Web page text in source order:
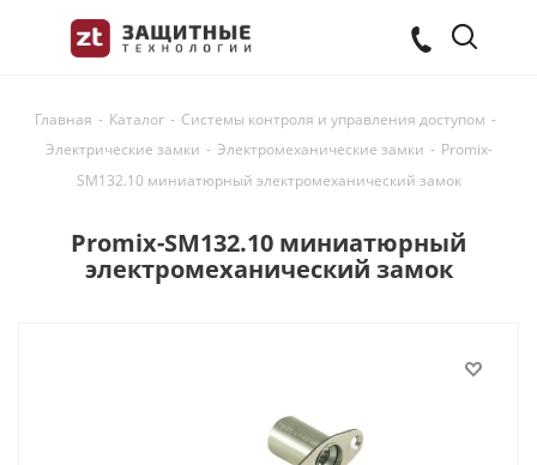
Главная - Каталог - Системы контроля и управления доступом -
Электрические замки - Электромеханические замки - Promix-
SM132.10 миниатюрный электромеханический замок
Promix-SM132.10 миниатюрный
электромеханический замок